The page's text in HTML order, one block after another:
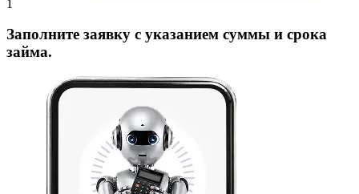
Заполните заявку с указанием суммы и срока
займа.